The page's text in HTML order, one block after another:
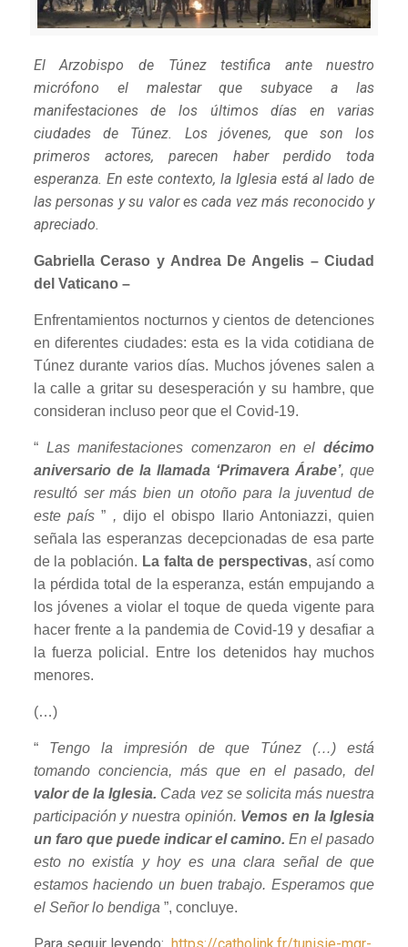
El Arzobispo de Túnez testifica ante nuestro
micrófono el malestar que subyace a las
manifestaciones de los últimos días en varias
ciudades de Túnez. Los jóvenes, que son los
primeros actores, parecen haber perdido toda
esperanza. En este contexto, la Iglesia está al lado de
las personas y su valor es cada vez más reconocido y
apreciado.
Gabriella Ceraso y Andrea De Angelis – Ciudad
del Vaticano –
Enfrentamientos nocturnos y cientos de detenciones
en diferentes ciudades: esta es la vida cotidiana de
Túnez durante varios días. Muchos jóvenes salen a
la calle a gritar su desesperación y su hambre, que
consideran incluso peor que el Covid-19.
“ Las manifestaciones comenzaron en eldécimo
aniversario de la llamada ‘Primavera Árabe’, que
resultó ser más bien un otoño para la juventud de
este país ” , dijo el obispo Ilario Antoniazzi, quien
señala las esperanzas decepcionadas de esa parte
de la población. La falta de perspectivas, así como
la pérdida total de la esperanza, están empujando a
los jóvenes a violar el toque de queda vigente para
hacer frente a la pandemia de Covid-19 y desafiar a
la fuerza policial. Entre los detenidos hay muchos
menores.
(…)
“ Tengo la impresión de que Túnez (…) está
tomando conciencia, más que en el pasado, del
valor de la Iglesia. Cada vez se solicita más nuestra
participación y nuestra opinión. Vemos en la Iglesia
un faro que puede indicar el camino. En el pasado
esto no existía y hoy es una clara señal de que
estamos haciendo un buen trabajo. Esperamos que
el Señor lo bendiga ”, concluye.
Para seguir leyendo: https://catholink.fr/tunisie-mgr-